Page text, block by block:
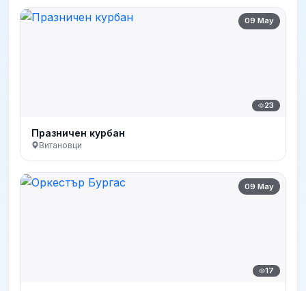
09 May
23
Празничен курбан
Витановци
09 May
17